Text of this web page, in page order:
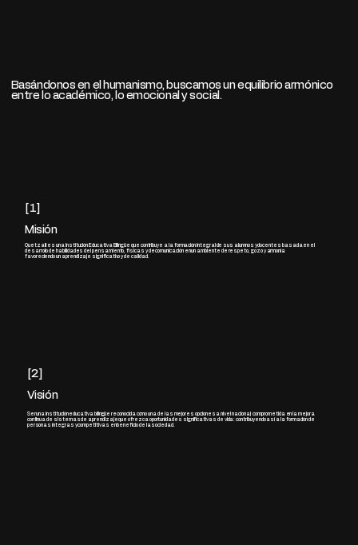
Basándonos en el humanismo, buscamos un equilibrio armónico
entre lo académico, lo emocional y social.
[1]
Misión
Quetzalli es una Institución Educativa Bilingüe que contribuye a la formación integral de sus alumnos y docentes basada en el
desarrollo de habilidades del pensamiento, físicas y de comunicación en un ambiente de respeto, gozo y armonía
favoreciendo un aprendizaje significativo y de calidad.
[2]
Visión
Ser una institución educativa bilingüe reconocida como una de las mejores opciones a nivel nacional, comprometida en la mejora
continua de sistemas de aprendizaje que ofrezca oportunidades significativas de vida: contribuyendo así a la formación de
personas íntegras y competitivas en beneficio de la sociedad.